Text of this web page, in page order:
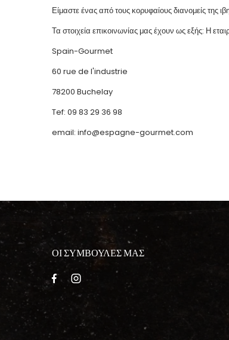
Είμαστε ένας από τους κορυφαίους διανομείς της
Τα στοιχεία επικοινωνίας μας έχουν ως εξής: Η
Spain-Gourmet
60 rue de l'industrie
78200 Buchelay
Tef: 09 83 29 36 98
email: info@espagne-gourmet.com
ΟΙ ΣΥΜΒΟΥΛΕΣ ΜΑΣ